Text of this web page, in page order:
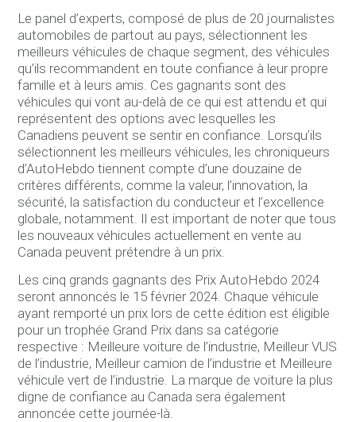
Le panel d’experts, composé de plus de 20 journalistes
automobiles de partout au pays, sélectionnent les
meilleurs véhicules de chaque segment, des véhicules
qu’ils recommandent en toute confiance à leur propre
famille et à leurs amis. Ces gagnants sont des
véhicules qui vont au-delà de ce qui est attendu et qui
représentent des options avec lesquelles les
Canadiens peuvent se sentir en confiance. Lorsqu’ils
sélectionnent les meilleurs véhicules, les chroniqueurs
d’AutoHebdo tiennent compte d’une douzaine de
critères différents, comme la valeur, l’innovation, la
sécurité, la satisfaction du conducteur et l’excellence
globale, notamment. Il est important de noter que tous
les nouveaux véhicules actuellement en vente au
Canada peuvent prétendre à un prix.
Les cinq grands gagnants des Prix AutoHebdo 2024
seront annoncés le 15 février 2024. Chaque véhicule
ayant remporté un prix lors de cette édition est éligible
pour un trophée Grand Prix dans sa catégorie
respective : Meilleure voiture de l’industrie, Meilleur VUS
de l’industrie, Meilleur camion de l’industrie et Meilleure
véhicule vert de l’industrie. La marque de voiture la plus
digne de confiance au Canada sera également
annoncée cette journée-là.